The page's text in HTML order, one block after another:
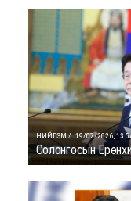
НИЙГЭМ / 19/07/2026,
Солонгосын